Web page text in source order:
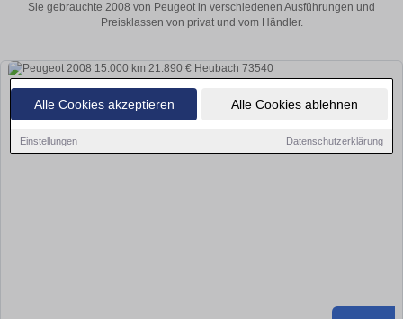
Alle Cookies akzeptieren Alle Cookies ablehnen
Einstellungen Datenschutzerklärung
Sie gebrauchte 2008 von Peugeot in verschiedenen Ausführungen und
Preisklassen von privat und vom Händler.